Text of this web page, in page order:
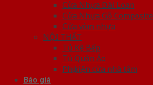
Cửa Nhựa Đài Loan
Cửa Nhựa Gỗ Composite
Cửa vòm nhựa
NỘI THẤT
Tủ Kệ Bếp
Tủ Quần Áo
Phụ kiện cửa nhà tắm
Báo giá